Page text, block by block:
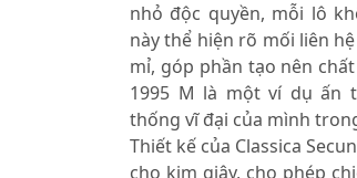
nhỏ độc quyền, mỗi lô
này thể hiện rõ mối liên
mỉ, góp phần tạo nên
1995 M là một ví dụ ấn
thống vĩ đại của mình
Thiết kế của Classica
cho kim giây, cho phép